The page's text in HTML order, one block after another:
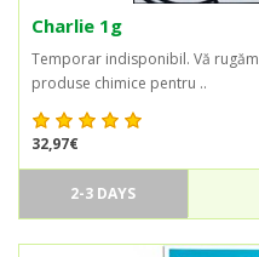
Charlie 1g
Temporar indisponibil. Vă
produse chimice pentru ..
32,97€
2-3 DAYS